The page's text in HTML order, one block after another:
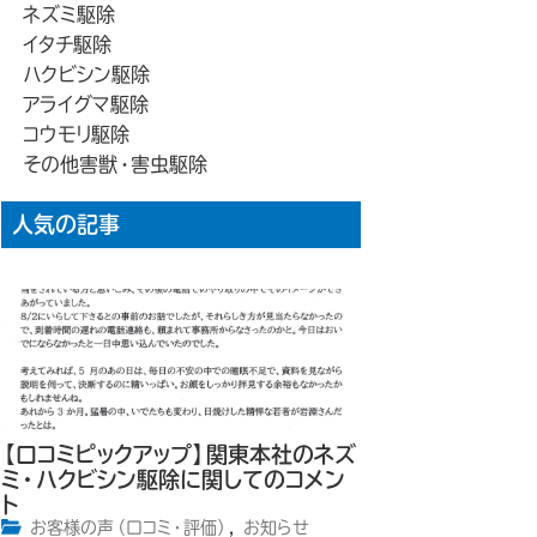
ネズミ駆除
イタチ駆除
ハクビシン駆除
アライグマ駆除
コウモリ駆除
その他害獣・害虫駆除
人気の記事
【口コミピックアップ】関東本社のネズ
ミ・ハクビシン駆除に関してのコメン
ト
お客様の声（口コミ・評価） お知らせ